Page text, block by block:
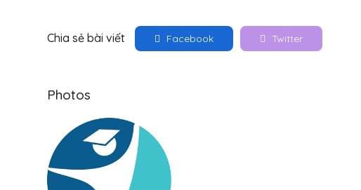
Chia sẻ bài viết Facebook Twitter
Photos